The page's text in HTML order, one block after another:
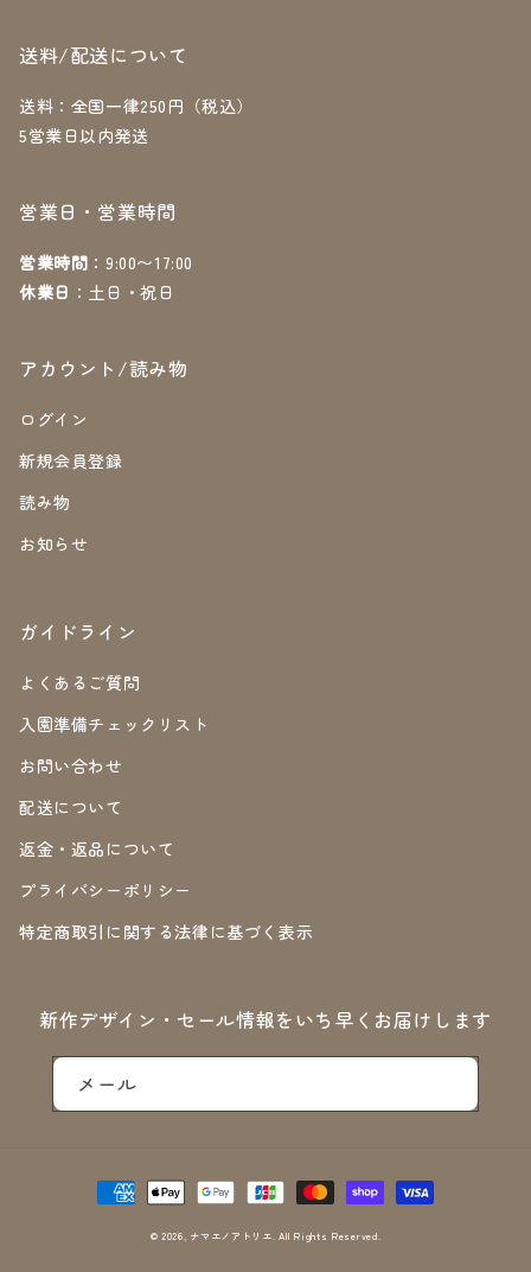
送料/配送について
送料：全国一律250円（税込）
5営業日以内発送
営業日・営業時間
営業時間 ：9:00〜17:00
休業日 ：土日・祝日
アカウント/読み物
ログイン
新規会員登録
読み物
お知らせ
ガイドライン
よくあるご質問
入園準備チェックリスト
お問い合わせ
配送について
返金・返品について
プライバシーポリシー
特定商取引に関する法律に基づく表示
新作デザイン・セール情報をいち早くお届けします
メール
決
済
© 2026, ナマエノアトリエ . All Rights Reserved.